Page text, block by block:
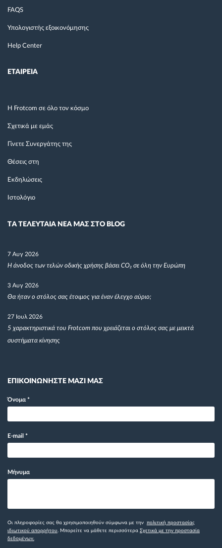
FAQS
Υπολογιστής εξοικονόμησης
Help Center
ΕΤΑΙΡΕΙΑ
Η Frotcom σε όλο τον κόσμο
Σχετικά με εμάς
Γίνετε Συνεργάτης της
Θέσεις στη
Εκδηλώσεις
Ιστολόγιο
TΑ ΤΕΛΕΥΤΑΙΑ ΝΕΑ ΜΑΣ ΣΤΟ BLOG
7 Αυγ 2026
Η άνοδος των τελών οδικής χρήσης βάσει CO₂ σε όλη την Ευρώπη
3 Αυγ 2026
Θα ήταν ο στόλος σας έτοιμος για έναν έλεγχο αύριο;
27 Ιουλ 2026
5 χαρακτηριστικά του Frotcom που χρειάζεται ο στόλος σας με μεικτά
συστήματα κίνησης
ΕΠΙΚΟΙΝΩΝΗΣΤΕ ΜΑΖΙ ΜΑΣ
Όνομα *
E-mail *
Μήνυμα
Οι πληροφορίες σας θα χρησιμοποιηθούν σύμφωνα με την πολιτική προστασίας
ιδιωτικού απορρήτου . Μπορείτε να μάθετε περισσότερα Σχετικά με την προστασία
δεδομένων.